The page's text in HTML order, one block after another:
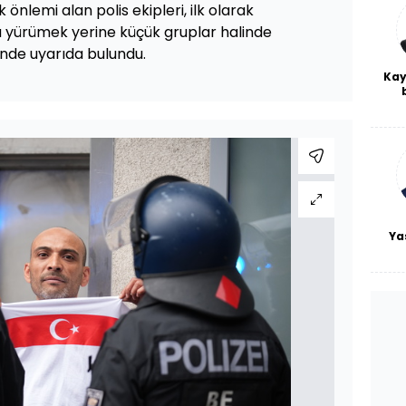
önlemi alan polis ekipleri, ilk olarak
yerine küçük gruplar halinde
uyarıda bulundu.